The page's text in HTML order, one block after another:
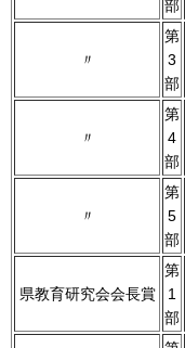
部
〃
第
3
部
〃
第
4
部
〃
第
5
部
県教育研究会会長賞
第
1
部